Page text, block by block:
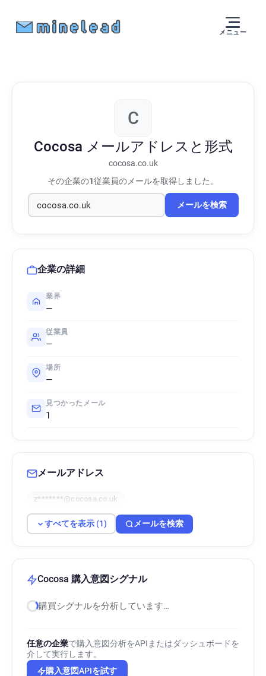
メニュー
C
Cocosa メールアドレスと形式
cocosa.co.uk
その企業の1従業員のメールを取得しました。
メールを検索
企業の詳細
業界
—
従業員
—
場所
—
見つかったメール
1
メールアドレス
z*******@cocosa.co.uk
すべてを表示 (1) メールを検索
Cocosa 購入意図シグナル
購買シグナルを分析しています…
任意の企業で購入意図分析をAPIまたはダッシュボードを
介して実行します。
購入意図APIを試す